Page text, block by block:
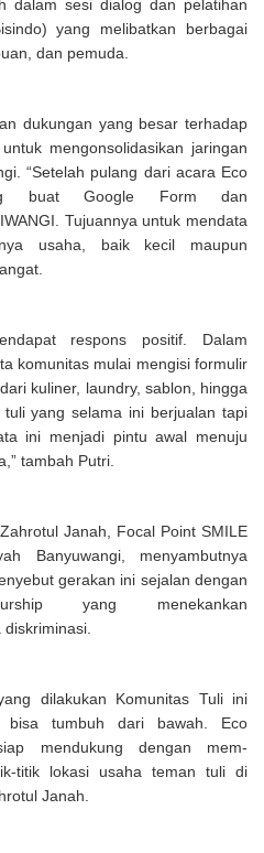
dalam sesi dialog dan pelatihan
yang melibatkan berbagai
dan pemuda.
dukungan yang besar terhadap
mengonsolidasikan jaringan
“Setelah pulang dari acara Eco
buat Google Form dan
Tujuannya untuk mendata
usaha, baik kecil maupun
respons positif. Dalam
komunitas mulai mengisi formulir
kuliner, laundry, sablon, hingga
yang selama ini berjualan tapi
ini menjadi pintu awal menuju
tambah Putri.
Janah, Focal Point SMILE
Banyuwangi, menyambutnya
gerakan ini sejalan dengan
yang menekankan
dilakukan Komunitas Tuli ini
bisa tumbuh dari bawah. Eco
mendukung dengan mem-
titik lokasi usaha teman tuli di
Janah.